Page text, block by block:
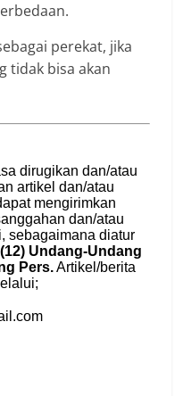
perekat, jika
tidak bisa akan